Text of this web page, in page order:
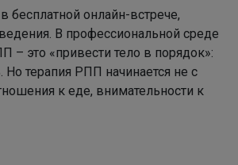
бесплатной онлайн-встрече,
В профессиональной среде
– это «привести тело в порядок»:
Но терапия РПП начинается не с
к еде, внимательности к